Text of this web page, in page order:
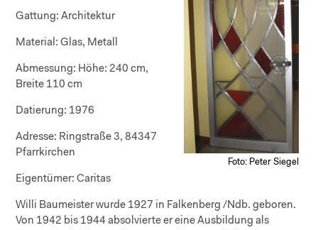
Foto: Peter Siegel
Gattung: Architektur
Material: Glas, Metall
Abmessung: Höhe: 240 cm,
Breite 110 cm
Datierung: 1976
Adresse: Ringstraße 3, 84347
Pfarrkirchen
Eigentümer: Caritas
Willi Baumeister wurde 1927 in Falkenberg /Ndb. geboren.
Von 1942 bis 1944 absolvierte er eine Ausbildung als